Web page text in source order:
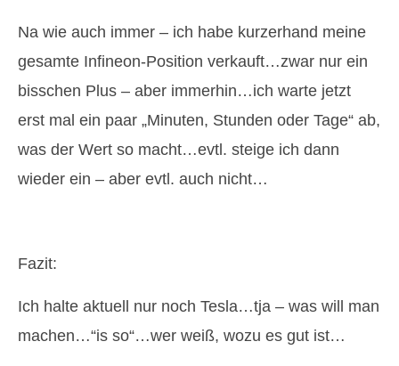
Na wie auch immer – ich habe kurzerhand meine
gesamte Infineon-Position verkauft…zwar nur ein
bisschen Plus – aber immerhin…ich warte jetzt
erst mal ein paar „Minuten, Stunden oder Tage“ ab,
was der Wert so macht…evtl. steige ich dann
wieder ein – aber evtl. auch nicht…
Fazit:
Ich halte aktuell nur noch Tesla…tja – was will man
machen…“is so“…wer weiß, wozu es gut ist…